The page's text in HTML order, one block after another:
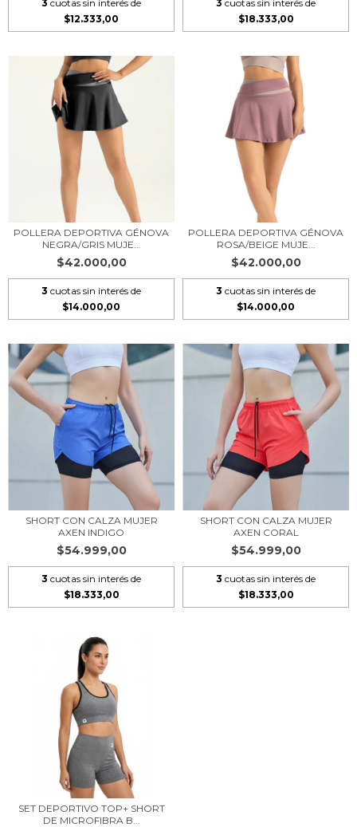
3 cuotas sin interés de
$12.333,00
3 cuotas sin interés de
$18.333,00
POLLERA DEPORTIVA GÉNOVA
NEGRA/GRIS MUJE...
$42.000,00
3 cuotas sin interés de
$14.000,00
POLLERA DEPORTIVA GÉNOVA
ROSA/BEIGE MUJE...
$42.000,00
3 cuotas sin interés de
$14.000,00
SHORT CON CALZA MUJER
AXEN INDIGO
$54.999,00
3 cuotas sin interés de
$18.333,00
SHORT CON CALZA MUJER
AXEN CORAL
$54.999,00
3 cuotas sin interés de
$18.333,00
SET DEPORTIVO TOP+ SHORT
DE MICROFIBRA B...